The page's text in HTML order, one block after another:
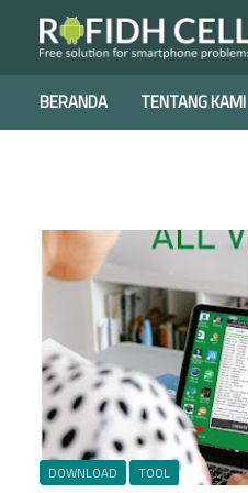
BERANDA TENTANG KAMI
DOWNLOAD TOOL